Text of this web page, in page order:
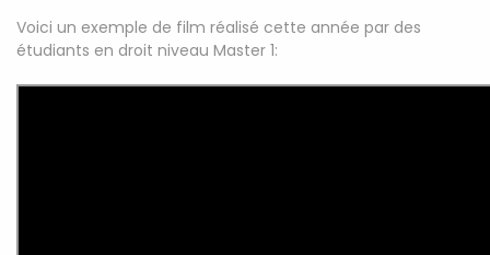
Voici un exemple de film réalisé cette année par des
étudiants en droit niveau Master 1: